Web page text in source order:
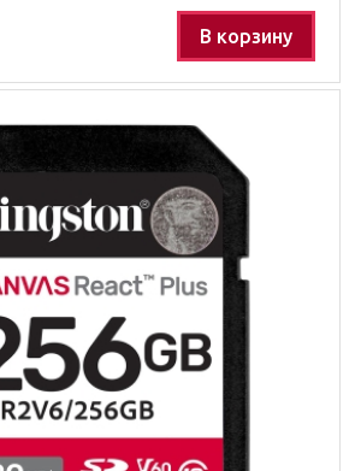
В корзину